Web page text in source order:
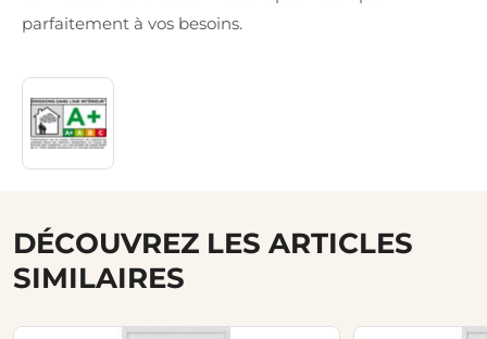
parfaitement à vos besoins.
DÉCOUVREZ LES ARTICLES
SIMILAIRES